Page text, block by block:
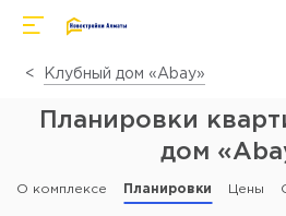
Клубный дом «Abay»
Планировки
дом
О комплексе Планировки Цены